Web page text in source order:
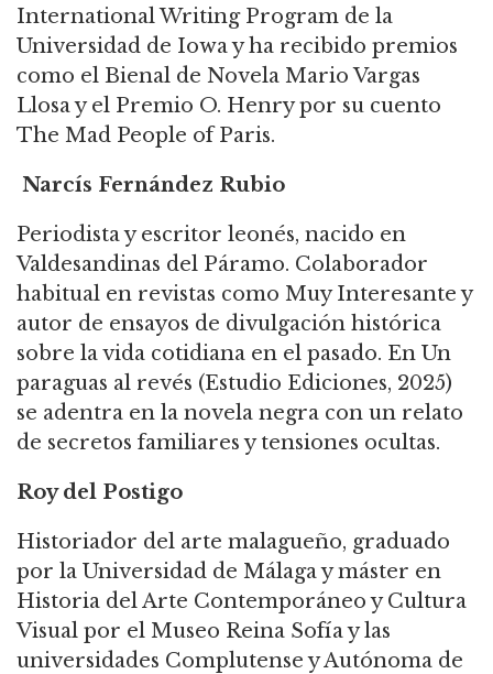
International Writing Program de la
Universidad de Iowa y ha recibido premios
como el Bienal de Novela Mario Vargas
Llosa y el Premio O. Henry por su cuento
The Mad People of Paris.
Narcís Fernández Rubio
Periodista y escritor leonés, nacido en
Valdesandinas del Páramo. Colaborador
habitual en revistas como Muy Interesante y
autor de ensayos de divulgación histórica
sobre la vida cotidiana en el pasado. En Un
paraguas al revés (Estudio Ediciones, 2025)
se adentra en la novela negra con un relato
de secretos familiares y tensiones ocultas.
Roy del Postigo
Historiador del arte malagueño, graduado
por la Universidad de Málaga y máster en
Historia del Arte Contemporáneo y Cultura
Visual por el Museo Reina Sofía y las
universidades Complutense y Autónoma de